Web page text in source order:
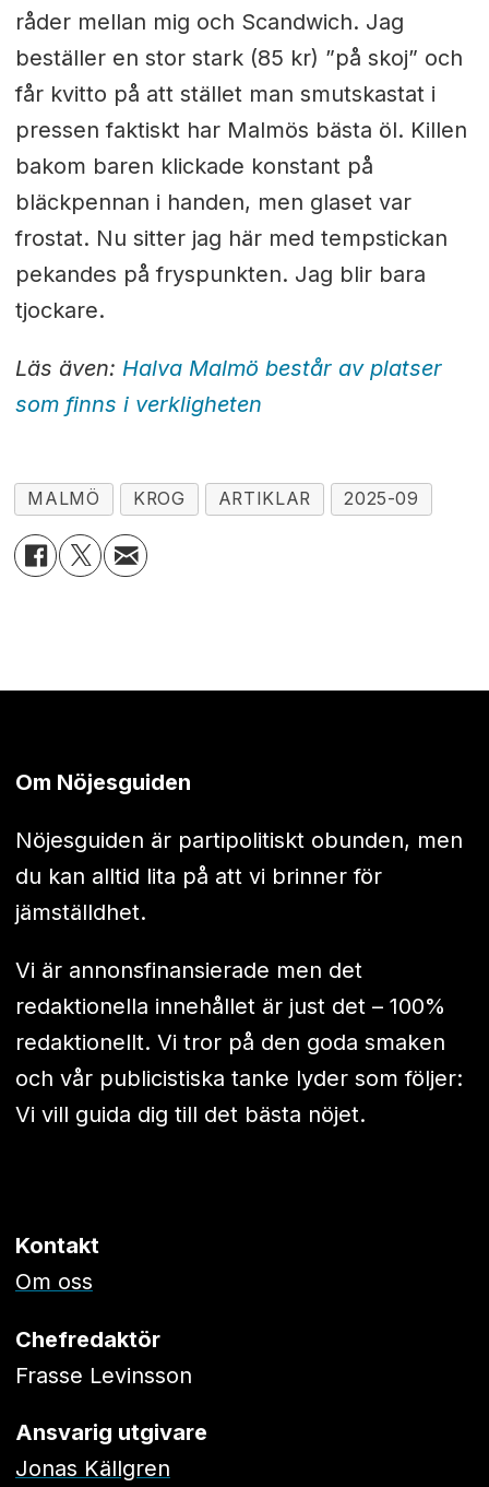
råder mellan mig och Scandwich. Jag
beställer en stor stark (85 kr) ”på skoj” och
får kvitto på att stället man smutskastat i
pressen faktiskt har Malmös bästa öl. Killen
bakom baren klickade konstant på
bläckpennan i handen, men glaset var
frostat. Nu sitter jag här med tempstickan
pekandes på fryspunkten. Jag blir bara
tjockare.
Läs även: Halva Malmö består av platser
som finns i verkligheten
MALMÖ KROG ARTIKLAR 2025-09
Om Nöjesguiden
Nöjesguiden är partipolitiskt obunden, men
du kan alltid lita på att vi brinner för
jämställdhet.
Vi är annonsfinansierade men det
redaktionella innehållet är just det – 100%
redaktionellt. Vi tror på den goda smaken
och vår publicistiska tanke lyder som följer:
Vi vill guida dig till det bästa nöjet.
Kontakt
Om oss
Chefredaktör
Frasse Levinsson
Ansvarig utgivare
Jonas Källgren